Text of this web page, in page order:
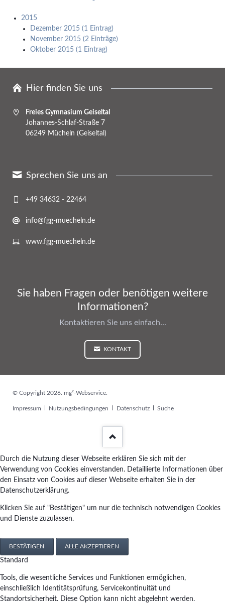
2015
Dezember 2015 (1 Eintrag)
November 2015 (2 Einträge)
Oktober 2015 (1 Eintrag)
Hier finden Sie uns
Freies Gymnasium Geiseltal
Johannes-Schlaf-Straße 7
06249 Mücheln (Geiseltal)
Sprechen Sie uns an
+49 34632 - 22464
info@fgg-muecheln.de
www.fgg-muecheln.de
Sie haben Fragen oder benötigen weitere
Informationen?
Kontaktieren Sie uns einfach...
KONTAKT
© Copyright 2026. mg²-Webservice.
Navigation
Impressum Nutzungsbedingungen Datenschutz Suche
Durch die Nutzung dieser Webseite erklären Sie sich mit der
Verwendung von Cookies einverstanden. Detaillierte Informationen über
den Einsatz von Cookies auf dieser Webseite erhalten Sie in der
Datenschutzerklärung.
Klicken Sie auf "Bestätigen" um nur die technisch notwendigen Cookies
und Dienste zuzulassen.
BESTÄTIGEN ALLE AKZEPTIEREN
Standard
Tools, die wesentliche Services und Funktionen ermöglichen,
einschließlich Identitätsprüfung, Servicekontinuität und
Standortsicherheit. Diese Option kann nicht abgelehnt werden.